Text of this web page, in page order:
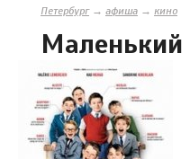
Петербург→ афиша → кино